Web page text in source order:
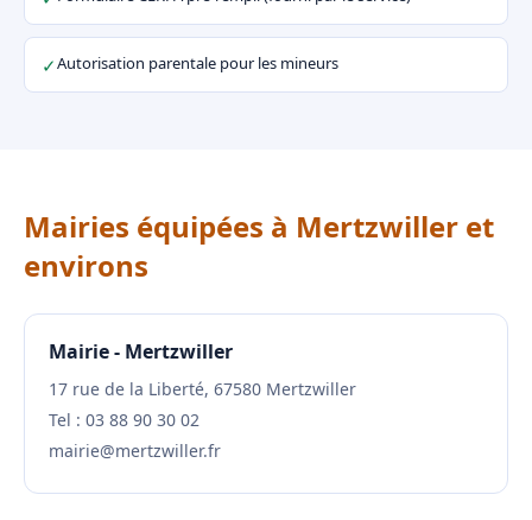
✓Autorisation parentale pour les mineurs
Mairies équipées à Mertzwiller et
environs
Mairie - Mertzwiller
17 rue de la Liberté, 67580 Mertzwiller
Tel : 03 88 90 30 02
mairie@mertzwiller.fr